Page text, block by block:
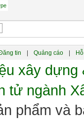
tin | Quảng cáo |
xây
tử ngành
phẩm và